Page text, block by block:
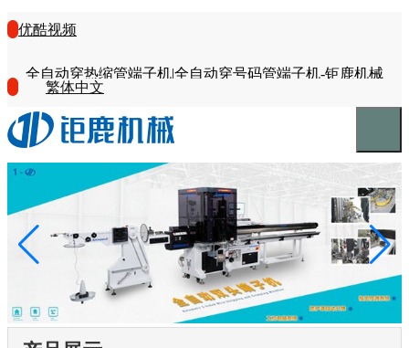
优酷视频
全自动穿热缩管端子机|全自动穿号码管端子机-钜鹿机械
繁体中文